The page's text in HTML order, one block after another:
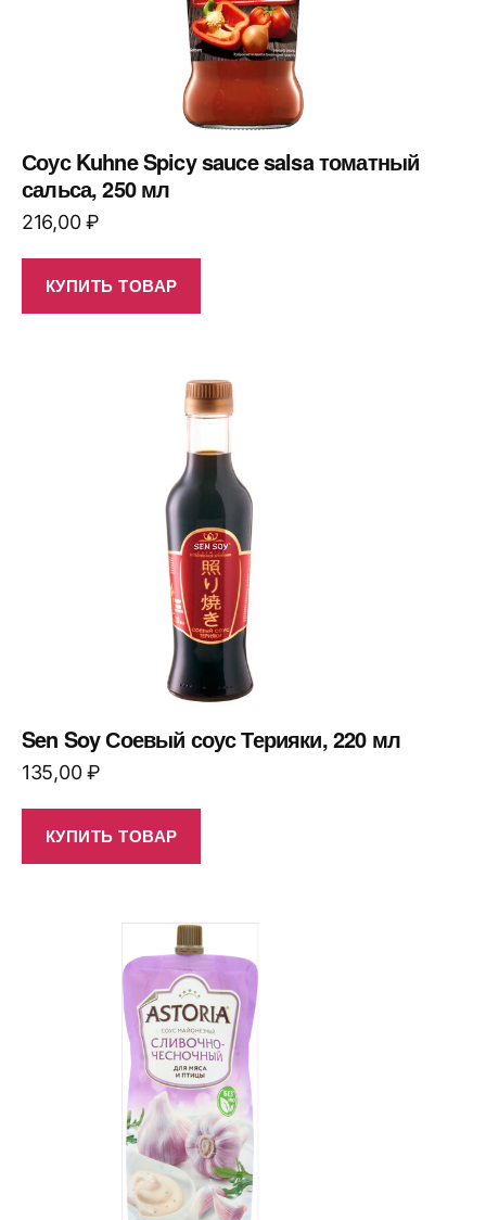
Соус Kuhne Spicy sauce salsa томатный
сальса, 250 мл
216,00₽
КУПИТЬ ТОВАР
Sen Soy Соевый соус Терияки, 220 мл
135,00₽
КУПИТЬ ТОВАР